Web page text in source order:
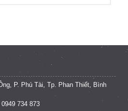
P. Phú Tài, Tp. Phan Thiết, Bình
734 873